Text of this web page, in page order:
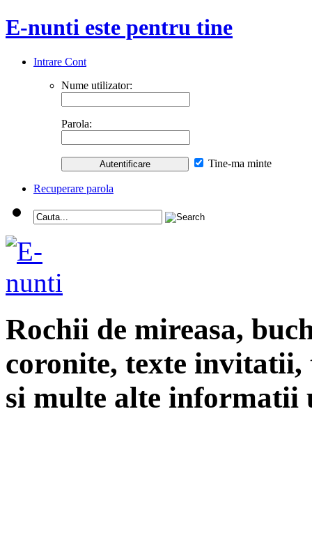
E-nunti este pentru tine
Intrare Cont
Nume utilizator:
Parola:
Tine-ma minte
Recuperare parola
Rochii de mireasa,
coronite, texte
si multe alte informatii